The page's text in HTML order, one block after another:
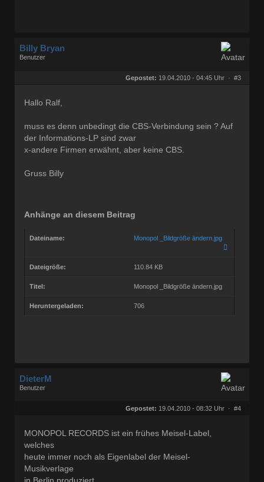
Billy Bryan
Benutzer
Gepostet: 19.04.2010 - 04:45 Uhr · #3
Hallo Ralf,
muss es denn unbedingt die CBS-Verbindung sein ? Auf
der Informations-LP sind zwar
x-andere Firmen erwähnt, aber keine CBS.
Gruss Billy
Anhänge an diesem Beitrag
Dateiname: Monopol _Bildgröße ändern.jpg
Dateigröße: 110.84 KB
Titel: Monopol _Bildgröße ändern.jpg
Heruntergeladen: 706
DieterM
Benutzer
Gepostet: 19.04.2010 - 08:32 Uhr · #4
MONOPOL RECORDS ist ein frühes Meisel-Label,
welches
heute immer noch als Eigenlabel der Meisel-
Musikverlage
in Berlin produziert.